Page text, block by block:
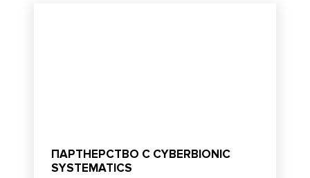
ПАРТНЕРСТВО С CYBERBIONIC
SYSTEMATICS